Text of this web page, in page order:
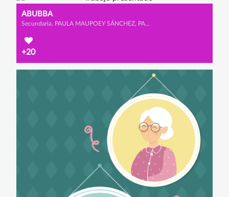
ABUBBA
Secundaria, PAULA MAUPOEY SÁNCHEZ, PAULA VÁZQUEZ DURÁN y LAURA FONSECA ORTÉS
+20